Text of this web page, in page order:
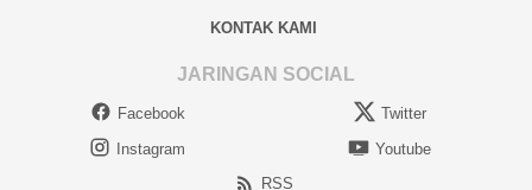
KONTAK KAMI
JARINGAN SOCIAL
Facebook
Twitter
Instagram
Youtube
RSS